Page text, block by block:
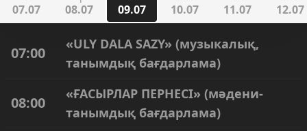
07.07 08.07 09.07 10.07 11.07 12.07
07:00
«ULY DALA SAZY» (музыкалық,
танымдық бағдарлама)
08:00
«ҒАСЫРЛАР ПЕРНЕСІ» (мәдени-
танымдық бағдарлама)